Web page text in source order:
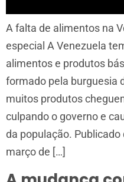
A falta de alimentos na
especial A Venezuela
alimentos e produtos
formado pela burguesia
muitos produtos
culpando o governo e
da população.
março de […]